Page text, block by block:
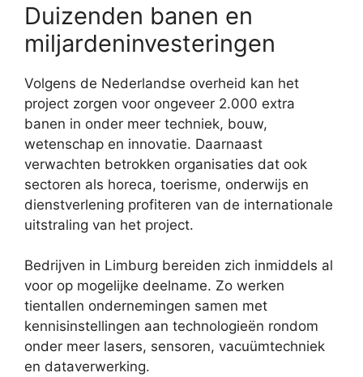
Duizenden banen en
miljardeninvesteringen
Volgens de Nederlandse overheid kan het
project zorgen voor ongeveer 2.000 extra
banen in onder meer techniek, bouw,
wetenschap en innovatie. Daarnaast
verwachten betrokken organisaties dat ook
sectoren als horeca, toerisme, onderwijs en
dienstverlening profiteren van de internationale
uitstraling van het project.
Bedrijven in Limburg bereiden zich inmiddels al
voor op mogelijke deelname. Zo werken
tientallen ondernemingen samen met
kennisinstellingen aan technologieën rondom
onder meer lasers, sensoren, vacuümtechniek
en dataverwerking.